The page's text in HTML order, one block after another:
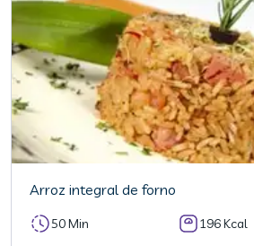
Arroz integral de forno
50 Min 196 Kcal